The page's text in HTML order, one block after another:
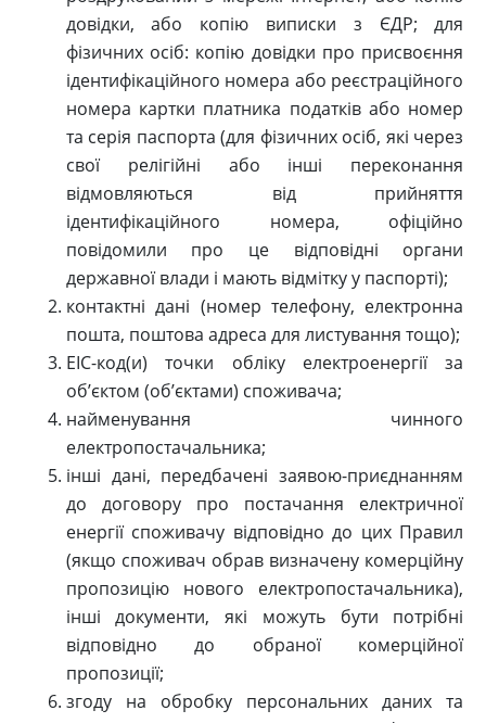
довідки, або копію виписки з ЄДР; для
фізичних осіб: копію довідки про присвоєння
ідентифікаційного номера або реєстраційного
номера картки платника податків або номер
та серія паспорта (для фізичних осіб, які через
свої релігійні або інші переконання
відмовляються від прийняття
ідентифікаційного номера, офіційно
повідомили про це відповідні органи
державної влади і мають відмітку у паспорті);
контактні дані (номер телефону, електронна
пошта, поштова адреса для листування тощо);
ЕІС-код(и) точки обліку електроенергії за
об’єктом (об’єктами) споживача;
найменування чинного
електропостачальника;
інші дані, передбачені заявою-приєднанням
до договору про постачання електричної
енергії споживачу відповідно до цих Правил
(якщо споживач обрав визначену комерційну
пропозицію нового електропостачальника),
інші документи, які можуть бути потрібні
відповідно до обраної комерційної
пропозиції;
згоду на обробку персональних даних та